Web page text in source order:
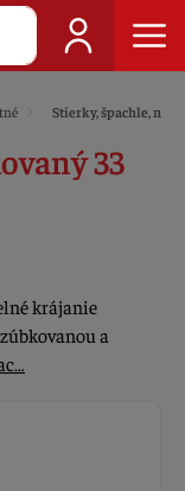
Stierky, špachle, nože
33
krájanie
a